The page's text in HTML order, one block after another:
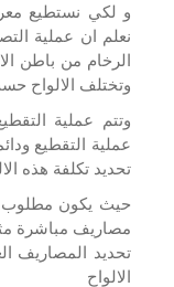
و لكي نستطيع
نعلم ان عملية
الرخام من باطن
وتختلف
وتتم عملية
عملية التقطيع
تحديد تكلفة هذه
حيث يكون مطلوب
مصاريف مباشرة
تحديد المصاريف
الالواح